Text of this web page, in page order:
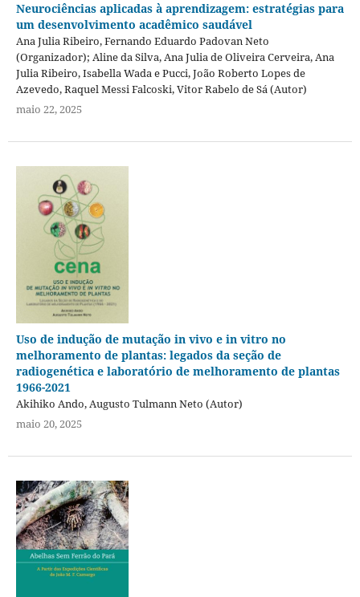
Neurociências aplicadas à aprendizagem: estratégias para
um desenvolvimento acadêmico saudável
Ana Julia Ribeiro, Fernando Eduardo Padovan Neto
(Organizador); Aline da Silva, Ana Julia de Oliveira Cerveira, Ana
Julia Ribeiro, Isabella Wada e Pucci, João Roberto Lopes de
Azevedo, Raquel Messi Falcoski, Vitor Rabelo de Sá (Autor)
maio 22, 2025
Uso de indução de mutação in vivo e in vitro no
melhoramento de plantas: legados da seção de
radiogenética e laboratório de melhoramento de plantas
1966-2021
Akihiko Ando, Augusto Tulmann Neto (Autor)
maio 20, 2025